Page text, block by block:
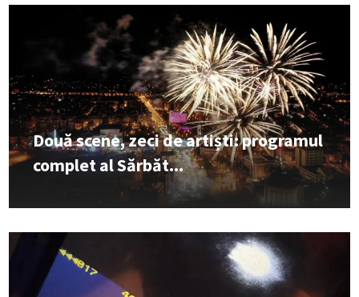
Două scene, zeci de artiști: programul
complet al Sărbăt...